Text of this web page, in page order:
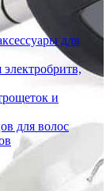
для
электробритв,
и
для волос